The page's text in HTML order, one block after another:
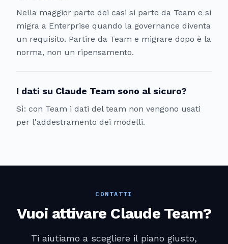
Nella maggior parte dei casi si parte da Team e si
migra a Enterprise quando la governance diventa
un requisito. Partire da Team e migrare dopo è la
norma, non un ripensamento.
I dati su Claude Team sono al sicuro?
Sì: con Team i dati del team non vengono usati
per l'addestramento dei modelli.
CONTATTI
Vuoi attivare Claude Team?
Ti aiutiamo a scegliere il piano giusto,